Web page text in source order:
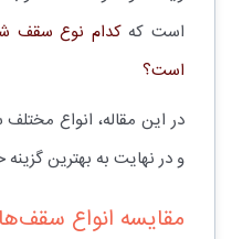
است کهکدام نوع سقف
است؟
در این مقاله، انواع
و در نهایت به بهترین
مقایسه انواع